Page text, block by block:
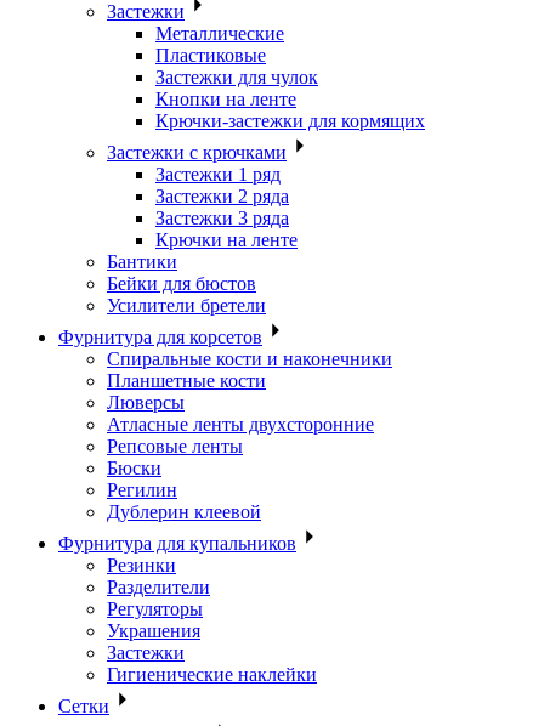
Застежки
Металлические
Пластиковые
Застежки для чулок
Кнопки на ленте
Крючки-застежки для кормящих
Застежки с крючками
Застежки 1 ряд
Застежки 2 ряда
Застежки 3 ряда
Крючки на ленте
Бантики
Бейки для бюстов
Усилители бретели
Фурнитура для корсетов
Спиральные кости и наконечники
Планшетные кости
Люверсы
Атласные ленты двухсторонние
Репсовые ленты
Бюски
Регилин
Дублерин клеевой
Фурнитура для купальников
Резинки
Разделители
Регуляторы
Украшения
Застежки
Гигиенические наклейки
Сетки